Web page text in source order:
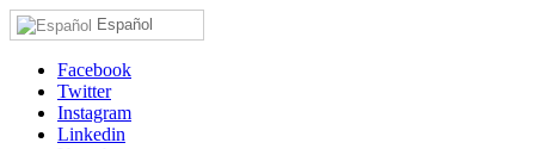
Español
Facebook
Twitter
Instagram
Linkedin